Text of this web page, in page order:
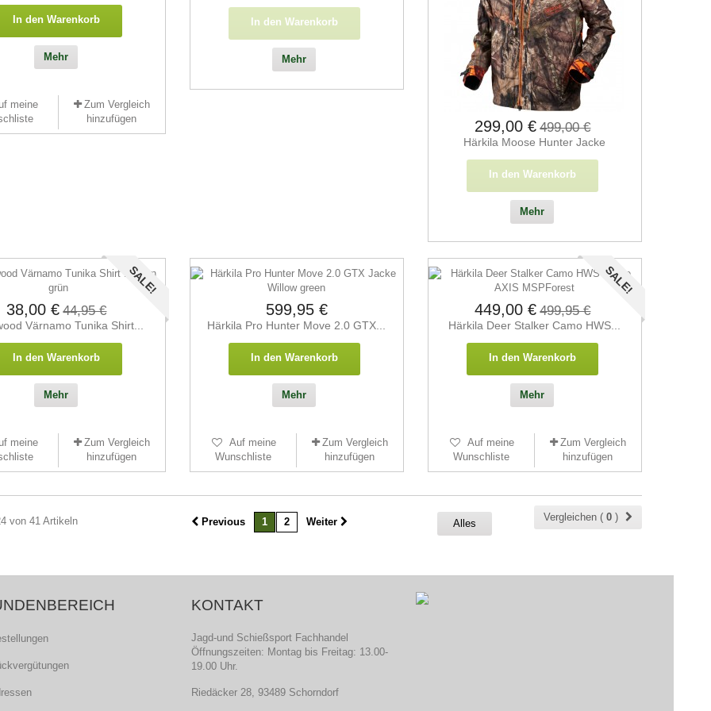
In den Warenkorb
Mehr
meine
Zum Vergleich
hinzufügen
In den Warenkorb
Mehr
299,00 € 499,00 €
Härkila Moose Hunter Jacke
In den Warenkorb
Mehr
SALE!
38,00 € 44,95 €
Värnamo Tunika Shirt...
In den Warenkorb
Mehr
meine
Zum Vergleich
hinzufügen
599,95 €
Härkila Pro Hunter Move 2.0 GTX...
In den Warenkorb
Mehr
Auf meine
Wunschliste
Zum Vergleich
hinzufügen
SALE!
449,00 € 499,95 €
Härkila Deer Stalker Camo HWS...
In den Warenkorb
Mehr
Auf meine
Wunschliste
Zum Vergleich
hinzufügen
Vergleichen ( 0 )
Alles
Previous 1 2 Weiter
von 41 Artikeln
KONTAKT
Jagd-und Schießsport Fachhandel
Öffnungszeiten: Montag bis Freitag: 13.00-
19.00 Uhr.
Riedäcker 28, 93489 Schorndorf